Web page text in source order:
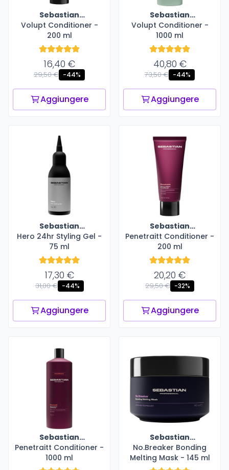
Sebastian
Professional
Volupt Conditioner -
200 ml
16,40 €
29,50 € -44%
Aggiungere
Sebastian
Professional
Volupt Conditioner -
1000 ml
40,80 €
73,50 € -44%
Aggiungere
Sebastian
Professional
Hero 24hr Styling Gel -
75 ml
17,30 €
31,00 € -44%
Aggiungere
Sebastian
Professional
Penetraitt Conditioner -
200 ml
20,20 €
29,50 € -32%
Aggiungere
Sebastian
Professional
Penetraitt Conditioner -
1000 ml
Sebastian
Professional
No.Breaker Bonding
Melting Mask - 145 ml